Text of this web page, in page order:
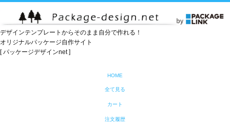
デザインテンプレートからそのまま自分で作れる！
オリジナルパッケージ自作サイト
[ パッケージデザインnet ]
HOME
全て見る
カート
注文履歴